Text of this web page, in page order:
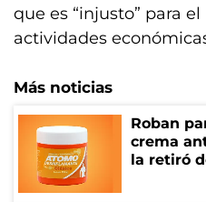
que es “injusto” para
actividades
Más noticias
Roban
crema
la retiró